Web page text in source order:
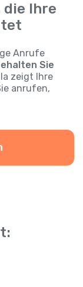
Ihre
Anrufe
Sie
zeigt Ihre
anrufen,